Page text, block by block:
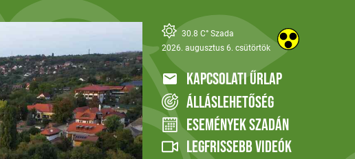
30.8 C° Szada
2026. augusztus 6. csütörtök
KAPCSOLATI ŰRLAP
ÁLLÁSLEHETŐSÉG
ESEMÉNYEK SZADÁN
LEGFRISSEBB VIDEÓK